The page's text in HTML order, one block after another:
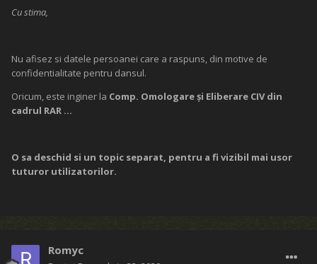
Cu stima,
Nu afisez si datele persoanei care a raspuns, din motive de
confidentialitate pentru dansul.
Oricum, este inginer la Comp. Omologareşi Eliberare CIV din
cadrul RAR ...
O sa deschid si un topic separat, pentru a fi vizibil mai usor
tuturor utilizatorilor.
Romyc